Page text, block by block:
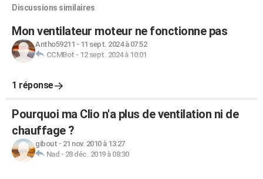
Discussions similaires
Mon ventilateur moteur ne fonctionne pas
Antho59211 - 11 sept. 2024 à 07:52
CCMBot - 12 sept. 2024 à 10:01
1 réponse
Pourquoi ma Clio n'a plus de ventilation ni de
chauffage ?
gibout - 21 nov. 2010 à 13:27
Nad - 28 déc. 2019 à 08:30